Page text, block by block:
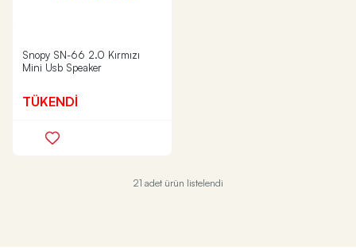
Snopy SN-66 2.0 Kırmızı
Mini Usb Speaker
TÜKENDİ
21 adet ürün listelendi